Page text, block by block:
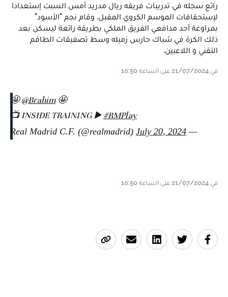
رائع سجله في تدريبات فريقه ريال مدريد أمس السبت إستعدادا
لإستحقاقات الموسم الكروي المقبل. وقام نجم "الأسود"
بمراوغة أحد مدافعي الفريق الملكي بطريقة رائعة ليسكن بعد
ذلك الكرة في شباك حارس زميله وسط تصفيقات الطاقم
التقني و اللاعبين.
في 21/07/2024 على الساعة 10:50
🤩@Brahim🤩
📺 INSIDE TRAINING ▶️#RMPlay
— Real Madrid C.F. (@realmadrid)
July 20, 2024
في 21/07/2024 على الساعة 10:50